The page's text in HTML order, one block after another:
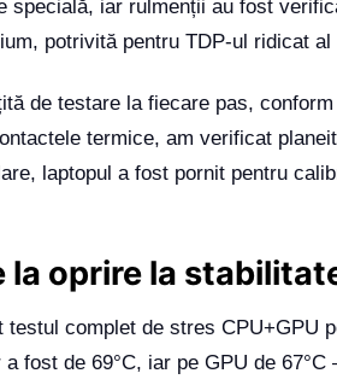
specială, iar rulmenții au fost
potrivită pentru TDP-ul ridicat
de testare la fiecare pas,
termice, am verificat
laptopul a fost pornit pentru
la oprire la
testul complet de stres CPU+GPU
fost de 69°C, iar pe GPU de